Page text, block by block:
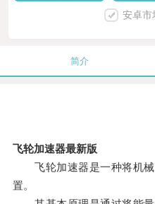
安卓市
简介
飞轮加速器最新版
飞轮加速器是一种将机械
置。